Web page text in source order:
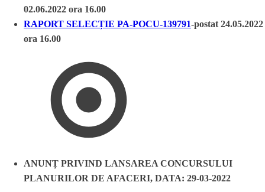
02.06.2022 ora 16.00
RAPORT SELECȚIE PA-POCU-139791-postat 24.05.2022
ora 16.00
ANUNȚ PRIVIND LANSAREA CONCURSULUI
PLANURILOR DE AFACERI, DATA: 29-03-2022